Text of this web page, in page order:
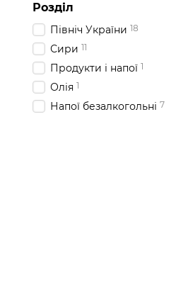
Розділ
Північ України 18
Сири 11
Продукти і напої 1
Олія 1
Напої безалкогольні 7